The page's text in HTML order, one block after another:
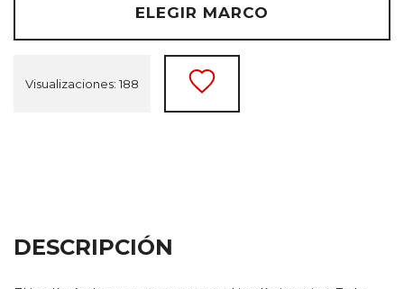
ELEGIR MARCO
Visualizaciones: 188
DESCRIPCIÓN